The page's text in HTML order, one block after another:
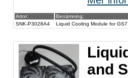
Artnr:
Benämning:
SNK-P3028A4
Liquid Cooling Module for
and